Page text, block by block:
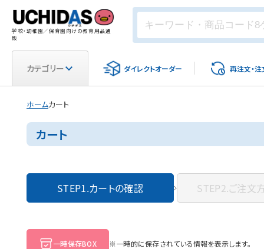
学校・幼稚園／保育園向けの教育用品通
販
カテゴリー ダイレクトオーダー 再注文・注
ホームカート
カート
STEP1.カートの確認 STEP2.ご注文
一時保存BOX ※一時的に保存されている情報を表示します。